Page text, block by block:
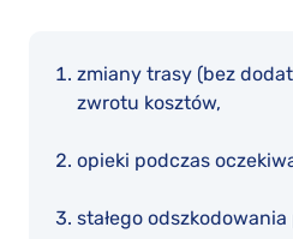
zmiany trasy (bez
zwrotu kosztów,
opieki podczas
stałego